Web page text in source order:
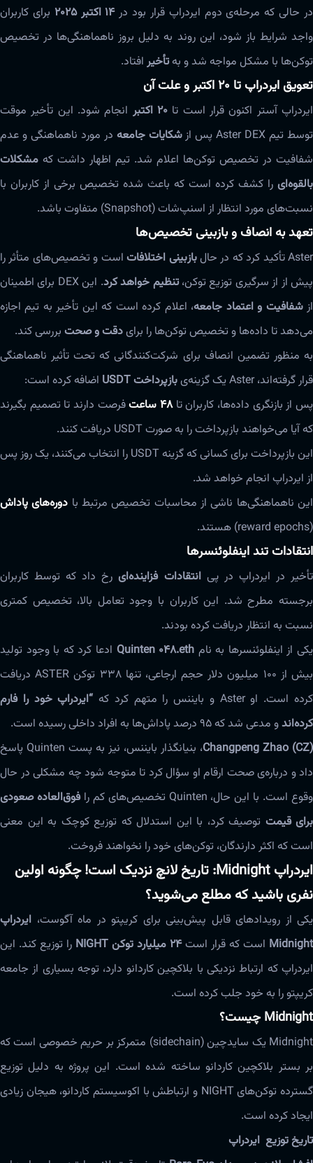
در حالی که مرحله‌ی دوم ایردراپ قرار بود در۱۴ اکتبر ۲۰۲۵
برای کاربران
واجد شرایط باز شود، این روند به دلیل بروز ناهماهنگی‌ها در تخصیص
توکن‌ها با مشکل مواجه شد و بهتأخیر افتاد.
تعویق ایردراپ تا ۲۰ اکتبر و علت آن
ایردراپ آستر اکنون قرار است تا ۲۰ اکتبر
انجام شود. این تأخیر موقت
توسط تیم Aster DEX پس از
شکایات جامعه در مورد ناهماهنگی و عدم
شفافیت در تخصیص توکن‌ها اعلام شد. تیم اظهار داشت که مشکلات
بالقوه‌ای را کشف کرده است که باعث شده تخصیص برخی از کاربران با
نسبت‌های مورد انتظار از اسنپ‌شات (Snapshot) متفاوت باشد.
تعهد به انصاف و بازبینی تخصیص‌ها
Aster تأکید کرد که در حال بازبینی اختلافاتاست و تخصیص‌های متأثر را
پیش از از سرگیری توزیع توکن،تنظیم خواهد کرد
. این DEX برای اطمینان
ازشفافیت و اعتماد جامعه، اعلام کرده است که این تأخیر به تیم اجازه
می‌دهد تا داده‌ها و تخصیص توکن‌ها را برایدقت و صحت بررسی کند.
به منظور تضمین انصاف برای شرکت‌کنندگانی که تحت تأثیر ناهماهنگی
قرار گرفته‌اند، Aster یک گزینه‌ی
بازپرداخت USDT
اضافه کرده است:
پس از بازنگری داده‌ها، کاربران تا۴۸ ساعت
فرصت دارند تا تصمیم بگیرند
که آیا می‌خواهند بازپرداخت را به صورت USDT دریافت کنند.
این بازپرداخت برای کسانی که گزینه USDT را انتخاب می‌کنند، یک روز پس
از ایردراپ انجام خواهد شد.
این ناهماهنگی‌ها ناشی از محاسبات تخصیص مرتبط با دوره‌های پاداش
(reward epochs) هستند.
انتقادات تند اینفلوئنسرها
تأخیر در ایردراپ در پیانتقادات فزاینده‌ایرخ داد که توسط کاربران
برجسته مطرح شد. این کاربران با وجود تعامل بالا، تخصیص کمتری
نسبت به انتظار دریافت کرده بودند.
یکی از اینفلوئنسرها به نام Quinten 048.eth ادعا کرد که با وجود تولید
بیش از ۱۰۰ میلیون دلار حجم ارجاعی، تنها ۳۳۸ توکن ASTER دریافت
کرده است. او Aster و بایننس را متهم کرد که
“ایردراپ خود را فارم
کرده‌اندو مدعی شد که ۹۵ درصد پاداش‌ها به افراد داخلی رسیده است.
Changpeng Zhao (CZ)
، بنیانگذار بایننس، نیز به پست Quinten پاسخ
داد و درباره‌ی صحت ارقام او سؤال کرد تا متوجه شود چه مشکلی در حال
وقوع است. با این حال، Quinten تخصیص‌های کم را
فوق‌العاده صعودی
برای قیمت توصیف کرد، با این استدلال که توزیع کوچک به این معنی
است که اکثر دارندگان، توکن‌های خود را نخواهند فروخت.
ایردراپ Midnight: تاریخ لانچ نزدیک است! چگونه اولین
نفری باشید که مطلع می‌شوید؟
یکی از رویدادهای قابل پیش‌بینی برای کریپتو در ماه آگوست، ایردراپ
Midnight است که قرار است۲۴ میلیارد توکن NIGHT
را توزیع کند. این
ایردراپ که ارتباط نزدیکی با بلاکچین کاردانو دارد، توجه بسیاری از جامعه
کریپتو را به خود جلب کرده است.
Midnight چیست؟
Midnight یک سایدچین (sidechain) متمرکز بر حریم خصوصی است که
بر بستر بلاکچین کاردانو ساخته شده است. این پروژه به دلیل توزیع
گسترده توکن‌های NIGHT و ارتباطش با اکوسیستم کاردانو، هیجان زیادی
ایجاد کرده است.
تاریخ توزیع ایردراپ